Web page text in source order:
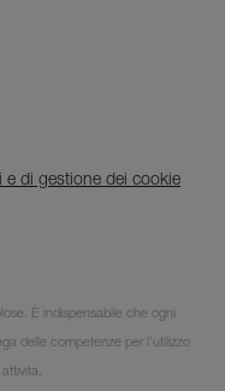
ePPEcentre
il controllo e la
dei tuoi DPI.
e di gestione dei cookie
È indispensabile che ogni
delle competenze per l’utilizzo